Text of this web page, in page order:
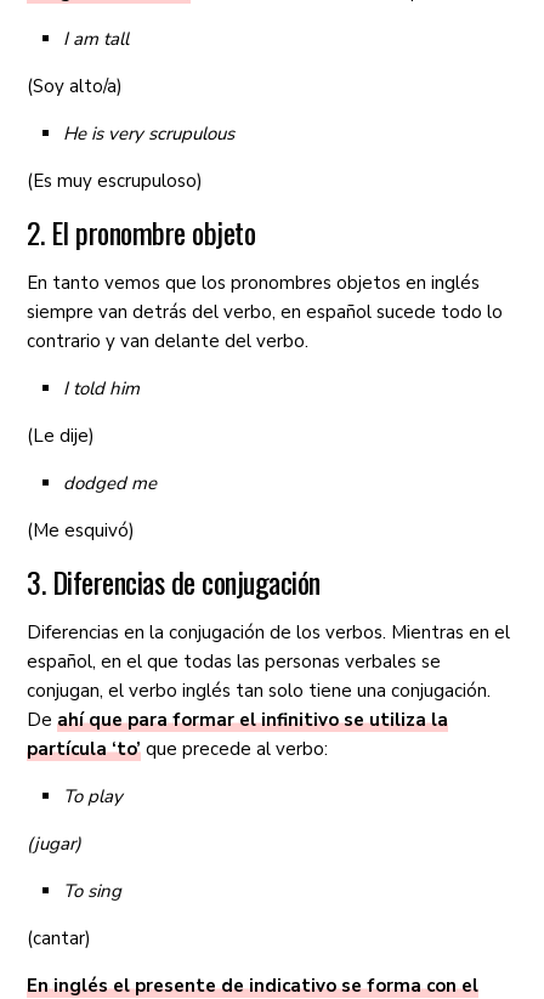
I am tall
(Soy alto/a)
He is very scrupulous
(Es muy escrupuloso)
2. El pronombre objeto
En tanto vemos que los pronombres objetos en inglés
siempre van detrás del verbo, en español sucede todo lo
contrario y van delante del verbo.
I told him
(Le dije)
dodged me
(Me esquivó)
3. Diferencias de conjugación
Diferencias en la conjugación de los verbos. Mientras en el
español, en el que todas las personas verbales se
conjugan, el verbo inglés tan solo tiene una conjugación.
Deahí que para formar el infinitivo se utiliza la
partícula ‘to’ que precede al verbo:
To play
(jugar)
To sing
(cantar)
En inglés el presente de indicativo se forma con el